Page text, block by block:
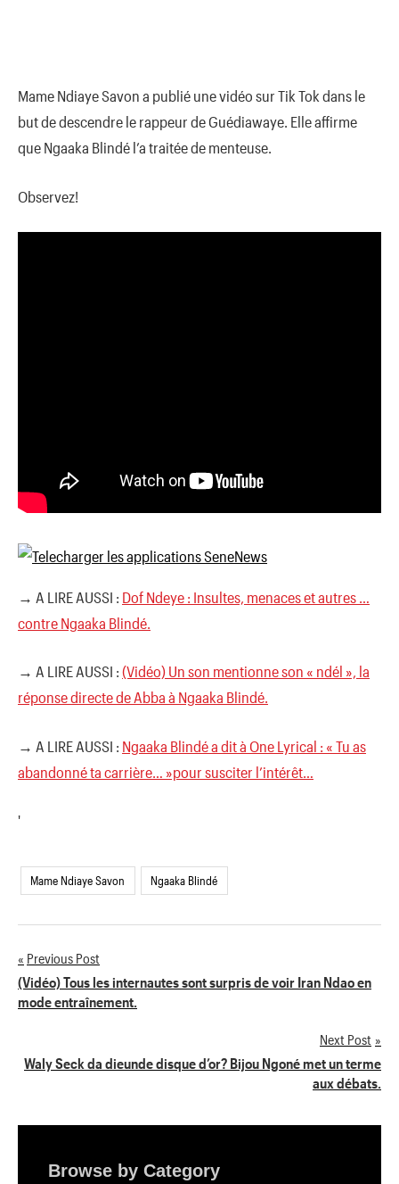
Mame Ndiaye Savon a publié une vidéo sur Tik Tok dans le
but de descendre le rappeur de Guédiawaye. Elle affirme
que Ngaaka Blindé l’a traitée de menteuse.
Observez!
→ A LIRE AUSSI : Dof Ndeye : Insultes, menaces et autres …
contre Ngaaka Blindé.
→ A LIRE AUSSI : (Vidéo) Un son mentionne son « ndél », la
réponse directe de Abba à Ngaaka Blindé.
→ A LIRE AUSSI : Ngaaka Blindé a dit à One Lyrical : « Tu as
abandonné ta carrière… »pour susciter l’intérêt…
'
Mame Ndiaye Savon Ngaaka Blindé
Navigation
de
Previous Post
(Vidéo) Tous les internautes sont surpris de voir Iran Ndao en
mode entraînement.
Next Post
Waly Seck da dieunde disque d’or? Bijou Ngoné met un terme
aux débats.
Browse by Category